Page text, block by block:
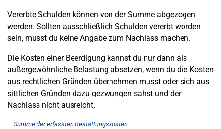
Vererbte Schulden können von der Summe abgezogen
werden. Sollten ausschließlich Schulden vererbt worden
sein, musst du keine Angabe zum Nachlass machen.
Die Kosten einer Beerdigung kannst du nur dann als
außergewöhnliche Belastung absetzen, wenn du die Kosten
aus rechtlichen Gründen übernehmen musst oder sich aus
sittlichen Gründen dazu gezwungen sahst und der
Nachlass nicht ausreicht.
Summe der erfassten Bestattungskosten